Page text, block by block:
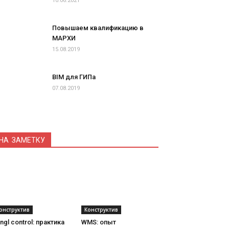
Повышаем квалификацию в
МАРХИ
15.08.2019
BIM для ГИПа
07.08.2019
ЗАМЕТКУ
control: практика
Конструктив
WMS: опыт